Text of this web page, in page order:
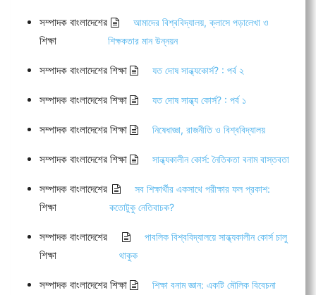
সম্পাদক বাংলাদেশের
শিক্ষা
আমাদের বিশ্ববিদ্যালয়, ক্লাসে পড়ালেখা ও
শিক্ষকতার মান উন্নয়ন
সম্পাদক বাংলাদেশের শিক্ষা যত দোষ সান্ধ্যকোর্স? : পর্ব ২
সম্পাদক বাংলাদেশের শিক্ষা যত দোষ সান্ধ্য কোর্স? : পর্ব ১
সম্পাদক বাংলাদেশের শিক্ষা নিষেধাজ্ঞা, রাজনীতি ও বিশ্ববিদ্যালয়
সম্পাদক বাংলাদেশের শিক্ষা সান্ধ্যকালীন কোর্স: নৈতিকতা বনাম বাস্তবতা
সম্পাদক বাংলাদেশের
শিক্ষা
সব শিক্ষার্থীর একসাথে পরীক্ষার ফল প্রকাশ:
কতোটুকু নেতিবাচক?
সম্পাদক বাংলাদেশের
শিক্ষা
পাবলিক বিশ্ববিদ্যালয়ে সান্ধ্যকালীন কোর্স চালু
থাকুক
সম্পাদক বাংলাদেশের শিক্ষা শিক্ষা বনাম জ্ঞান: একটি মৌলিক বিবেচনা